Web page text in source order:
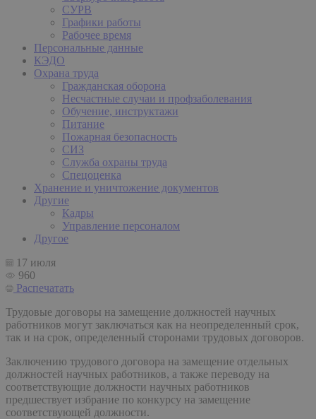
СУРВ
Графики работы
Рабочее время
Персональные данные
КЭДО
Охрана труда
Гражданская оборона
Несчастные случаи и профзаболевания
Обучение, инструктажи
Питание
Пожарная безопасность
СИЗ
Служба охраны труда
Спецоценка
Хранение и уничтожение документов
Другие
Кадры
Управление персоналом
Другое
17 июля
960
Распечатать
Трудовые договоры на замещение должностей научных
работников могут заключаться как на неопределенный срок,
так и на срок, определенный сторонами трудовых договоров.
Заключению трудового договора на замещение отдельных
должностей научных работников, а также переводу на
соответствующие должности научных работников
предшествует избрание по конкурсу на замещение
соответствующей должности.